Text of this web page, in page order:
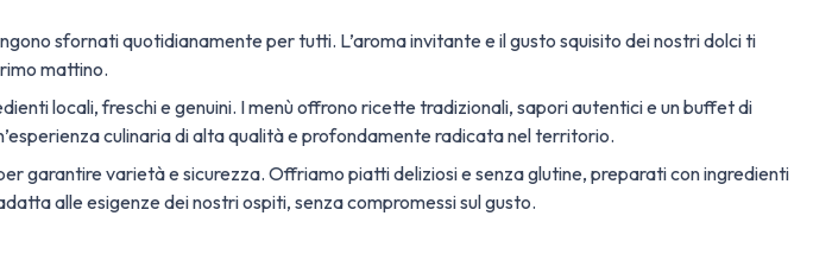
sfornati quotidianamente per tutti. L’aroma invitante e il gusto squisito dei nostri dolci ti
mattino.
locali, freschi e genuini. I menù offrono ricette tradizionali, sapori autentici e un buffet di
culinaria di alta qualità e profondamente radicata nel territorio.
garantire varietà e sicurezza. Offriamo piatti deliziosi e senza glutine, preparati con ingredienti
alle esigenze dei nostri ospiti, senza compromessi sul gusto.